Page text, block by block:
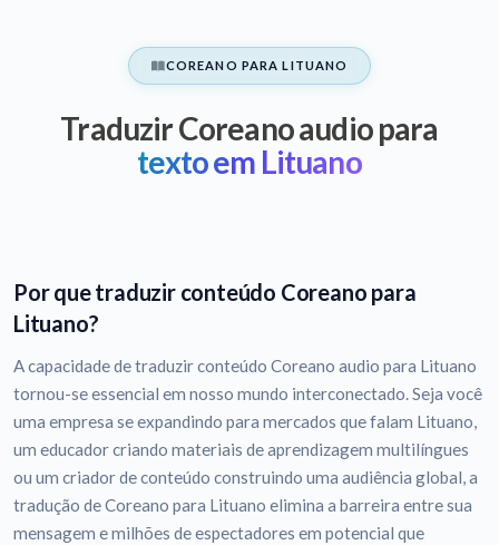
COREANO PARA LITUANO
Traduzir Coreano audio para
texto em Lituano
Por que traduzir conteúdo Coreano para
Lituano?
A capacidade de traduzir conteúdo Coreano audio para Lituano
tornou-se essencial em nosso mundo interconectado. Seja você
uma empresa se expandindo para mercados que falam Lituano,
um educador criando materiais de aprendizagem multilíngues
ou um criador de conteúdo construindo uma audiência global, a
tradução de Coreano para Lituano elimina a barreira entre sua
mensagem e milhões de espectadores em potencial que